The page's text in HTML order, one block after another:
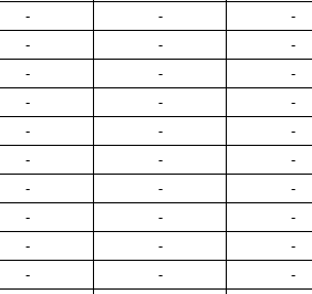
- -
-
- -
-
- -
-
- -
-
- -
-
- -
-
- -
-
- -
-
- -
-
- -
-